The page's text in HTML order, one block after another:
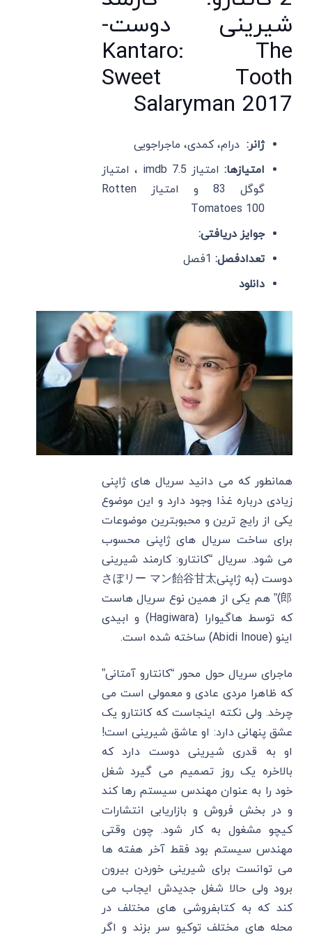
شیرینی دوست-
Kantaro: The
Sweet Tooth
Salaryman 2017
ژانر: درام، کمدی، ماجراجویی
امتیازها:
امتیاز imdb 7.5 ، امتیاز
گوگل 83 و امتیاز Rotten
Tomatoes 100
جوایز دریافتی:
تعدادفصل:
دانلود
همانطور که می دانید سریال های ژاپنی
زیادی درباره غذا وجود دارد و این موضوع
یکی از رایج ترین و محبوبترین موضوعات
برای ساخت سریال های ژاپنی محسوب
می شود. سریال “کانتارو: کارمند شیرینی
دوست (به ژاپنیさぼリー マン飴谷甘太
郎)” هم یکی از همین نوع سریال هاست
که توسط هاگیوارا (Hagiwara) و ابیدی
اینو (Abidi Inoue) ساخته شده است.
ماجرای سریال حول محور “کانتارو آمتانی”
که ظاهرا مردی عادی و معمولی است می
چرخد. ولی نکته اینجاست که کانتارو یک
عشق پنهانی دارد: او عاشق شیرینی است!
او به قدری شیرینی دوست دارد که
بالاخره یک روز تصمیم می گیرد شغل
خود را به عنوان مهندس سیستم رها کند
و در بخش فروش و بازاریابی انتشارات
کیچو مشغول به کار شود. چون وقتی
مهندس سیستم بود فقط آخر هفته ها
می توانست برای شیرینی خوردن بیرون
برود ولی حالا شغل جدیدش ایجاب می
کند که به کتابفروشی های مختلف در
محله های مختلف توکیو سر بزند و اگر